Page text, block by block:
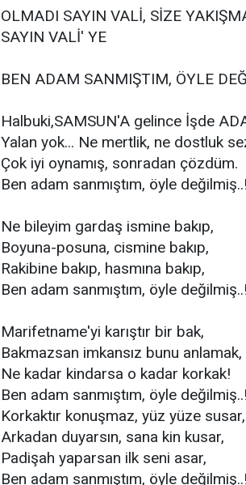
OLMADI SAYIN VALİ, SİZE
SAYIN VALİ' YE
BEN ADAM SANMIŞTIM, ÖYLE
Halbuki,SAMSUN'A gelince İşde
Yalan yok... Ne mertlik, ne dostluk
Çok iyi oynamış, sonradan çözdüm.
Ben adam sanmıştım, öyle değilmiş..!
Ne bileyim gardaş ismine bakıp,
Boyuna-posuna, cismine bakıp,
Rakibine bakıp, hasmına bakıp,
Ben adam sanmıştım, öyle değilmiş..!
Marifetname'yi karıştır bir bak,
Bakmazsan imkansız bunu anlamak,
Ne kadar kindarsa o kadar korkak!
Ben adam sanmıştım, öyle değilmiş..!
Korkaktır konuşmaz, yüz yüze susar,
Arkadan duyarsın, sana kin kusar,
Padişah yaparsan ilk seni asar,
Ben adam sanmıştım, öyle değilmiş..!